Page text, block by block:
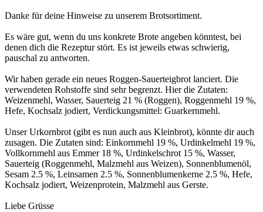
Danke für deine Hinweise zu unserem Brotsortiment.
Es wäre gut, wenn du uns konkrete Brote angeben könntest, bei
denen dich die Rezeptur stört. Es ist jeweils etwas schwierig,
pauschal zu antworten.
Wir haben gerade ein neues Roggen-Sauerteigbrot lanciert. Die
verwendeten Rohstoffe sind sehr begrenzt. Hier die Zutaten:
Weizenmehl, Wasser, Sauerteig 21 % (Roggen), Roggenmehl 19 %,
Hefe, Kochsalz jodiert, Verdickungsmittel: Guarkernmehl.
Unser Urkornbrot (gibt es nun auch aus Kleinbrot), könnte dir auch
zusagen. Die Zutaten sind: Einkornmehl 19 %, Urdinkelmehl 19 %,
Vollkornmehl aus Emmer 18 %, Urdinkelschrot 15 %, Wasser,
Sauerteig (Roggenmehl, Malzmehl aus Weizen), Sonnenblumenöl,
Sesam 2.5 %, Leinsamen 2.5 %, Sonnenblumenkerne 2.5 %, Hefe,
Kochsalz jodiert, Weizenprotein, Malzmehl aus Gerste.
Liebe Grüsse